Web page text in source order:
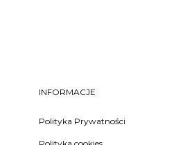
INFORMACJE
Polityka Prywatności